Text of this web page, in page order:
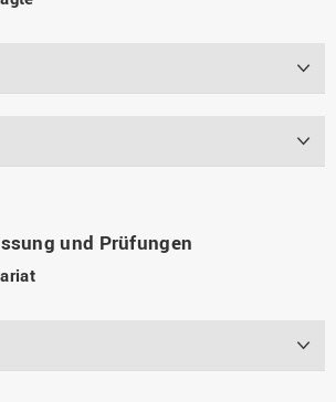
und Prüfungen